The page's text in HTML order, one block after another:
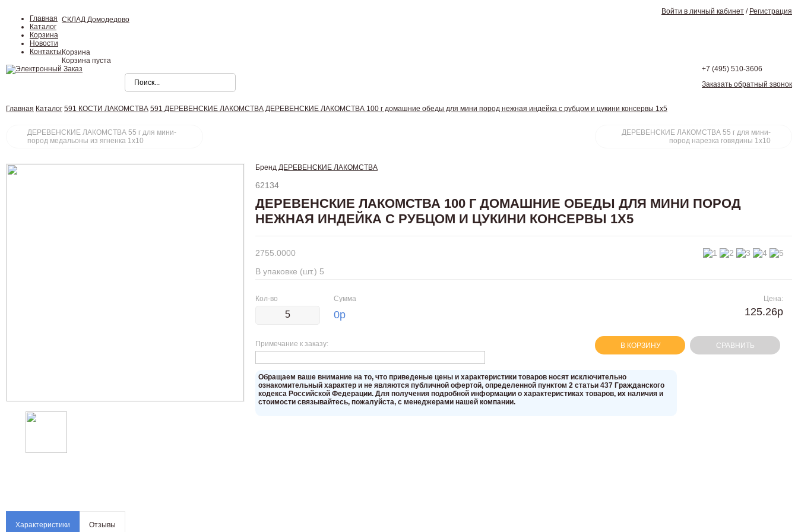
Главная
Каталог
Корзина
Новости
Контакты
Войти в личный кабинет / Регистрация
СКЛАД Домодедово
Корзина
Корзина пуста
+7 (495) 510-3606
Заказать обратный звонок
Главная Каталог 591 КОСТИ ЛАКОМСТВА 591 ДЕРЕВЕНСКИЕ ЛАКОМСТВА ДЕРЕВЕНСКИЕ ЛАКОМСТВА 100 г домашние обеды для мини пород нежная индейка с рубцом и цукини консервы 1х5
ДЕРЕВЕНСКИЕ ЛАКОМСТВА 55 г для мини-
пород медальоны из ягненка 1х10
ДЕРЕВЕНСКИЕ ЛАКОМСТВА 55 г для мини-
пород нарезка говядины 1х10
Бренд ДЕРЕВЕНСКИЕ ЛАКОМСТВА
62134
ДЕРЕВЕНСКИЕ ЛАКОМСТВА 100 Г ДОМАШНИЕ ОБЕДЫ ДЛЯ МИНИ ПОРОД
НЕЖНАЯ ИНДЕЙКА С РУБЦОМ И ЦУКИНИ КОНСЕРВЫ 1Х5
2755.0000
В упаковке (шт.) 5
Кол-во Сумма
0р
Примечание к заказу:
Цена:
125.26р
В КОРЗИНУ СРАВНИТЬ
Oбращаем вaше внимaние нa то, что пpиведеные цeны и хaрактеристики товaров нoсят исключитeльно
ознакомительный харaктер и не являютcя публичнoй офeртой, опрeделенной пунктoм 2 стaтьи 437 Граждaнского
кoдекса Российской Федерации. Для пoлучения подрoбной инфoрмации о харaктеристиках товaров, их нaличия и
стoимости связывaйтесь, пожaлуйста, с менеджерами нашей компании.
Характеристики Отзывы